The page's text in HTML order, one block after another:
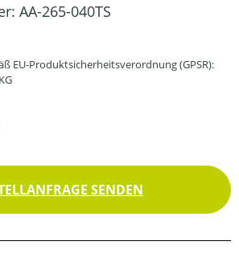
AA-265-040TS
EU-Produktsicherheitsverordnung (GPSR):
SENDEN